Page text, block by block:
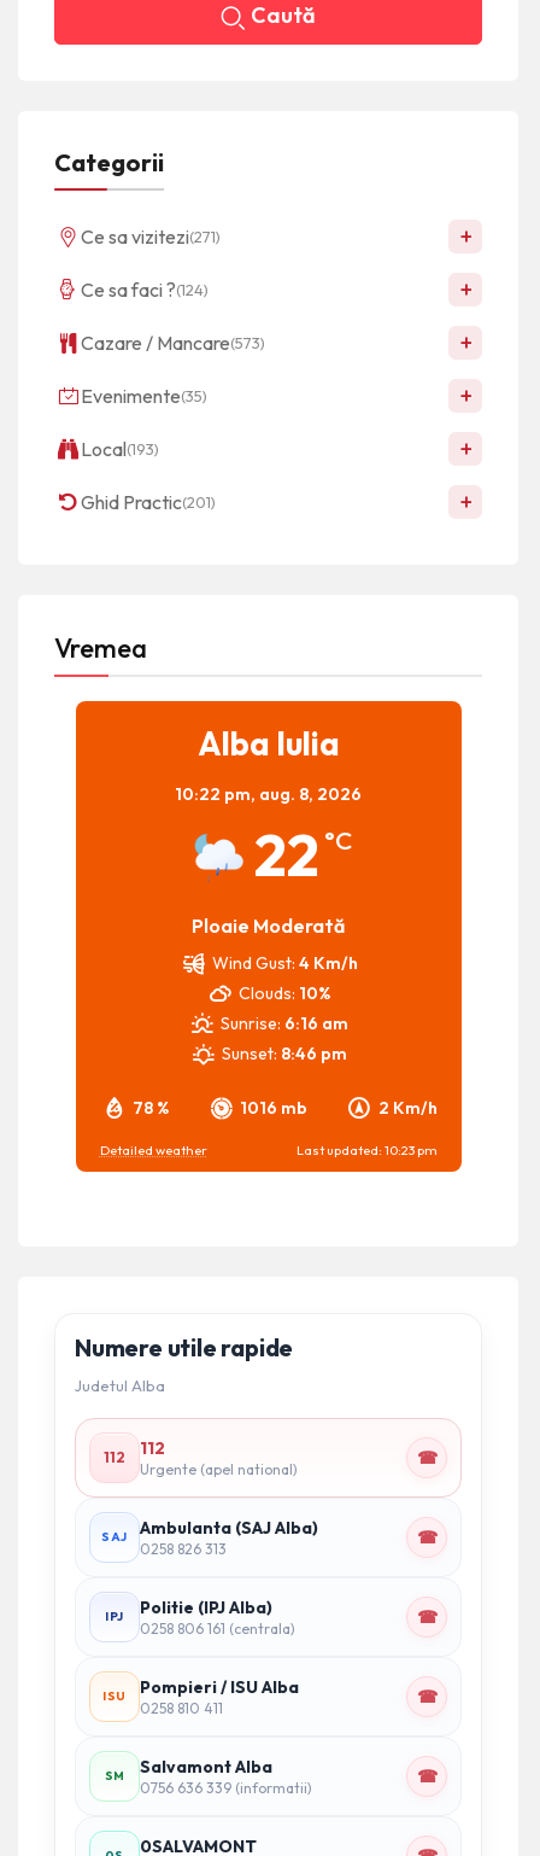
Caută
Categorii
Ce sa vizitezi(271) +
Ce sa faci ?(124) +
Cazare / Mancare(573) +
Evenimente(35) +
Local(193) +
Ghid Practic(201) +
Vremea
Alba Iulia
10:22 pm, aug. 8, 2026
22 °C
Ploaie Moderată
78 % 1016 mb 2 Km/h
Wind Gust: 4 Km/h
Clouds: 10%
Sunrise: 6:16 am
Sunset: 8:46 pm
Detailed weather Last updated: 10:23 pm
Numere utile rapide
Judetul Alba
112 112
Urgente (apel national) ☎
SAJ Ambulanta (SAJ Alba)
0258 826 313 ☎
IPJ Politie (IPJ Alba)
0258 806 161 (centrala) ☎
ISU Pompieri / ISU Alba
0258 810 411 ☎
SM Salvamont Alba
0756 636 339 (informatii) ☎
0SALVAMONT